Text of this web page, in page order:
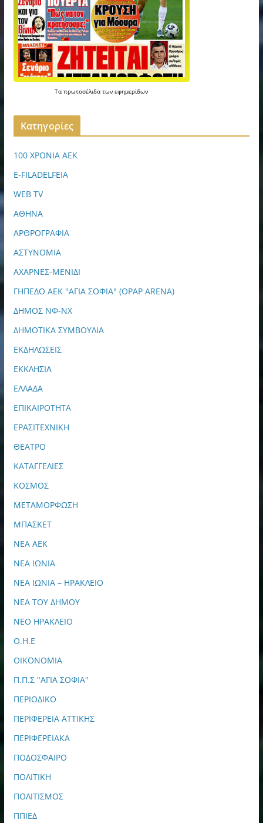
Ταπρωτοσέλιδατωνεφημερίδων
Kατηγορίες
100 ΧΡΟΝΙΑ ΑΕΚ
E-FILADELFEIA
WEB TV
ΑΘΗΝΑ
ΑΡΘΡΟΓΡΑΦΙΑ
ΑΣΤΥΝΟΜΙΑ
ΑΧΑΡΝΕΣ-ΜΕΝΙΔΙ
ΓΗΠΕΔΟ ΑΕΚ "ΑΓΙΑ ΣΟΦΙΑ" (OPAP ARENA)
ΔΗΜΟΣ ΝΦ-ΝΧ
ΔΗΜΟΤΙΚΑ ΣΥΜΒΟΥΛΙΑ
ΕΚΔΗΛΩΣΕΙΣ
ΕΚΚΛΗΣΙΑ
ΕΛΛΑΔΑ
ΕΠΙΚΑΙΡΟΤΗΤΑ
ΕΡΑΣΙΤΕΧΝΙΚΗ
ΘΕΑΤΡΟ
ΚΑΤΑΓΓΕΛΙΕΣ
ΚΟΣΜΟΣ
ΜΕΤΑΜΟΡΦΩΣΗ
ΜΠΑΣΚΕΤ
ΝΕΑ ΑΕΚ
ΝΕΑ ΙΩΝΙΑ
ΝΕΑ ΙΩΝΙΑ – ΗΡΑΚΛΕΙΟ
ΝΕΑ ΤΟΥ ΔΗΜΟΥ
ΝΕΟ ΗΡΑΚΛΕΙΟ
Ο.Η.Ε
ΟΙΚΟΝΟΜΙΑ
Π.Π.Σ "ΑΓΙΑ ΣΟΦΙΑ"
ΠΕΡΙΟΔΙΚΟ
ΠΕΡΙΦΕΡΕΙΑ ΑΤΤΙΚΗΣ
ΠΕΡΙΦΕΡΕΙΑΚΑ
ΠΟΔΟΣΦΑΙΡΟ
ΠΟΛΙΤΙΚΗ
ΠΟΛΙΤΙΣΜΟΣ
ΠΠΙΕΔ